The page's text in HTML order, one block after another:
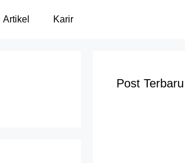
Artikel Karir
Post Terbaru